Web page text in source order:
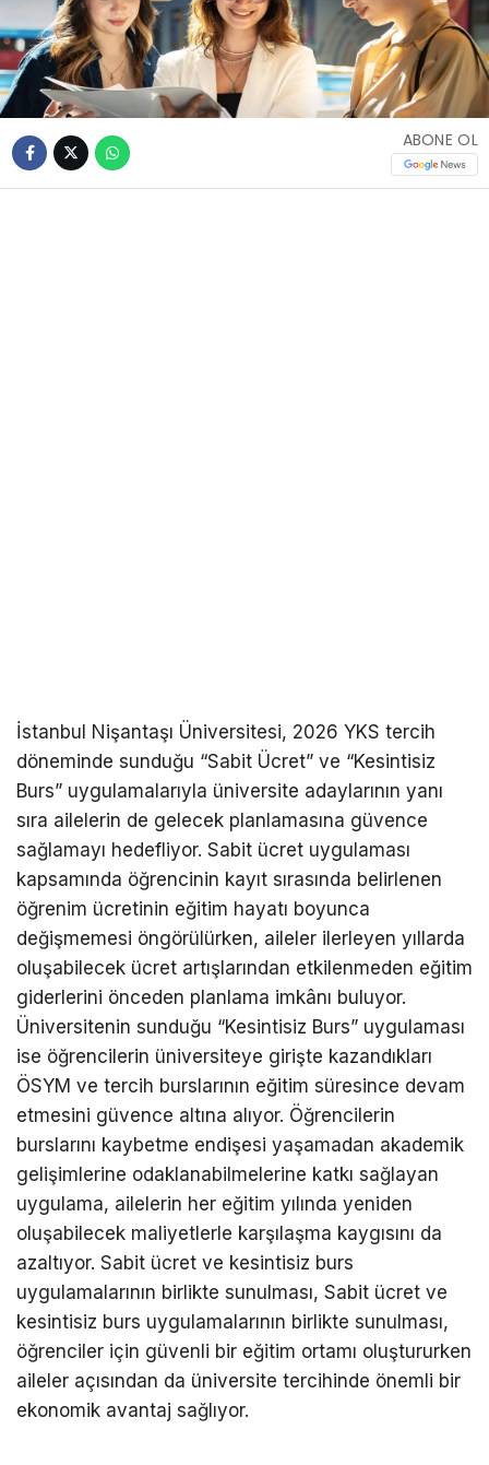
ABONE OL
İstanbul Nişantaşı Üniversitesi, 2026 YKS tercih
döneminde sunduğu “Sabit Ücret” ve “Kesintisiz
Burs” uygulamalarıyla üniversite adaylarının yanı
sıra ailelerin de gelecek planlamasına güvence
sağlamayı hedefliyor. Sabit ücret uygulaması
kapsamında öğrencinin kayıt sırasında belirlenen
öğrenim ücretinin eğitim hayatı boyunca
değişmemesi öngörülürken, aileler ilerleyen yıllarda
oluşabilecek ücret artışlarından etkilenmeden eğitim
giderlerini önceden planlama imkânı buluyor.
Üniversitenin sunduğu “Kesintisiz Burs” uygulaması
ise öğrencilerin üniversiteye girişte kazandıkları
ÖSYM ve tercih burslarının eğitim süresince devam
etmesini güvence altına alıyor. Öğrencilerin
burslarını kaybetme endişesi yaşamadan akademik
gelişimlerine odaklanabilmelerine katkı sağlayan
uygulama, ailelerin her eğitim yılında yeniden
oluşabilecek maliyetlerle karşılaşma kaygısını da
azaltıyor. Sabit ücret ve kesintisiz burs
uygulamalarının birlikte sunulması, Sabit ücret ve
kesintisiz burs uygulamalarının birlikte sunulması,
öğrenciler için güvenli bir eğitim ortamı oluştururken
aileler açısından da üniversite tercihinde önemli bir
ekonomik avantaj sağlıyor.